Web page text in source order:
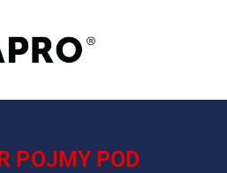
POJMY POD